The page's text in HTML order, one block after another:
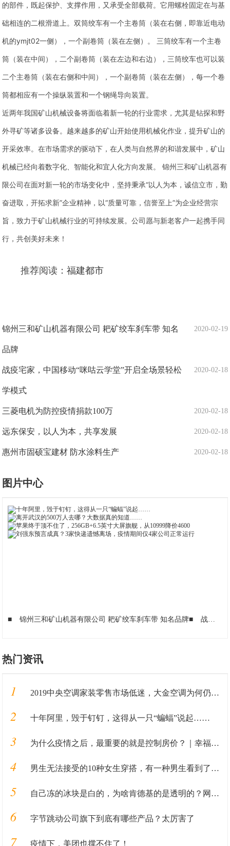
的部件，既起保护、支撑作用，又承受全部载荷。它用螺栓固定在与基
础相连的二根滑道上。双筒绞车有一个主卷筒（装在右侧，即靠近电动
机的ymjt02一侧），一个副卷筒（装在左侧）。 三筒绞车有一个主卷
筒（装在中间），二个副卷筒（装在左边和右边），三筒绞车也可以装
二个主卷筒（装在右侧和中间），一个副卷筒（装在左侧），每一个卷
筒都相应有一个操纵装置和一个钢绳导向装置。
近两年我国矿山机械设备将面临着新一轮的行业需求，尤其是钻探和野
外寻矿等诸多设备。越来越多的矿山开始使用机械化作业，提升矿山的
开采效率。在市场需求的驱动下，在人类与自然界的和谐发展中，矿山
机械已经向着数字化、智能化和宜人化方向发展。 锦州三和矿山机器有
限公司在面对新一轮的市场变化中，坚持秉承“以人为本，诚信立市，勤
奋进取，开拓求新”企业精神，以“质量可靠，信誉至上”为企业经营宗
旨，致力于矿山机械行业的可持续发展。公司愿与新老客户一起携手同
行，共创美好未来！
推荐阅读：福建都市
2020-02-19
锦州三和矿山机器有限公司 耙矿绞车刹车带 知名
品牌
2020-02-18
战疫宅家，中国移动“咪咕云学堂”开启全场景轻松
学模式
2020-02-18
三菱电机为防控疫情捐款100万
2020-02-18
远东保安，以人为本，共享发展
2020-02-18
惠州市固硕宝建材 防水涂料生产
图片中心
■ 锦州三和矿山机器有限公司 耙矿绞车刹车带 知名品牌■ 战疫宅家，中国移动“咪咕云学堂”开启全场景轻松学模式
热门资讯
1 2019中央空调家装零售市场低迷，大金空调为何仍具有领先优势？
2 十年阿里，毁于钉钉，这得从一只“蝙蝠”说起……
3 为什么疫情之后，最重要的就是控制房价？｜幸福聚焦
4 男生无法接受的10种女生穿搭，有一种男生看到了就会远离
5 自己冻的冰块是白的，为啥肯德基的是透明的？网友看后：原来如此
6 字节跳动公司旗下到底有哪些产品？太厉害了
7 疫情下，美团也撑不住了！